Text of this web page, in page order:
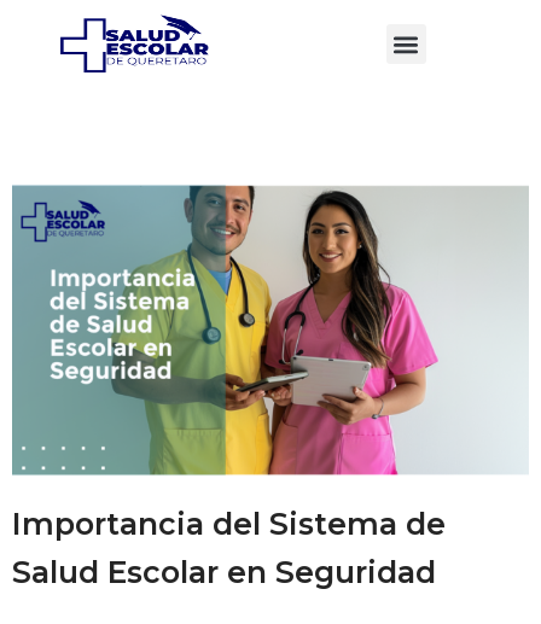
Importancia del Sistema de
Salud Escolar en Seguridad